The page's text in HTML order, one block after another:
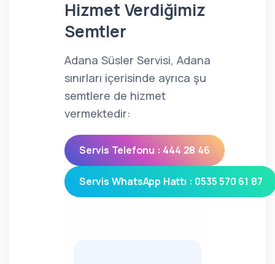
Hizmet Verdiğimiz
Semtler
Adana Süsler Servisi, Adana
sınırları içerisinde ayrıca şu
semtlere de hizmet
vermektedir:
Servis Telefonu : 444 28 46
Servis WhatsApp Hattı : 0535 570 61 87